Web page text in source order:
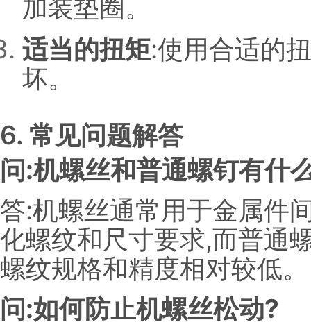
加装垫圈。
适当的扭矩:使用合适的
坏。
6. 常见问题解答
问:机螺丝和普通螺钉有什
答:机螺丝通常用于金属件
化螺纹和尺寸要求,而普通
螺纹规格和精度相对较低。
问:如何防止机螺丝松动?